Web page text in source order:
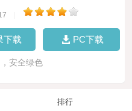
下载 PC下载
安全绿色
排行